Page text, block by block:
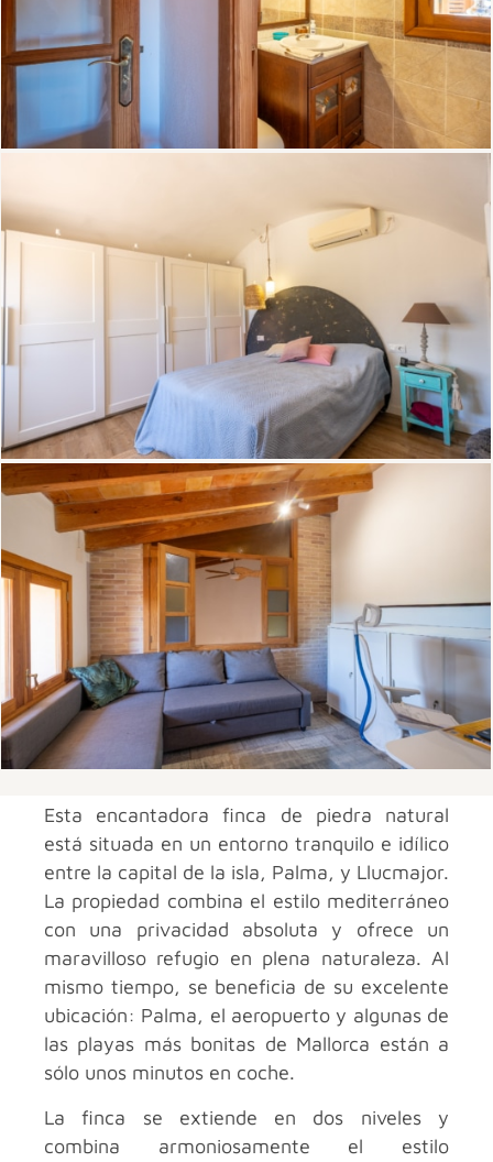
Esta encantadora finca de piedra natural
está situada en un entorno tranquilo e idílico
entre la capital de la isla, Palma, y Llucmajor.
La propiedad combina el estilo mediterráneo
con una privacidad absoluta y ofrece un
maravilloso refugio en plena naturaleza. Al
mismo tiempo, se beneficia de su excelente
ubicación: Palma, el aeropuerto y algunas de
las playas más bonitas de Mallorca están a
sólo unos minutos en coche.
La finca se extiende en dos niveles y
combina armoniosamente el estilo